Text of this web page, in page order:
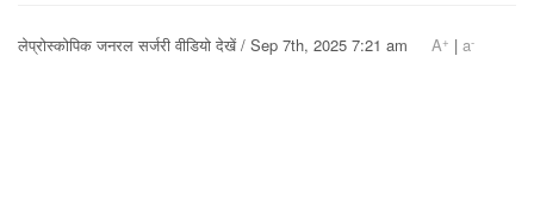
लेप्रोस्कोपिक जनरल सर्जरी वीडियो देखें / Sep 7th, 2025 7:21 am A+ | a-